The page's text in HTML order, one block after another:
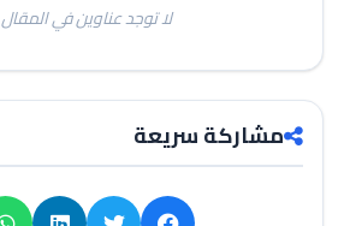
لا توجد عناوين في المقال
مشاركة سريعة